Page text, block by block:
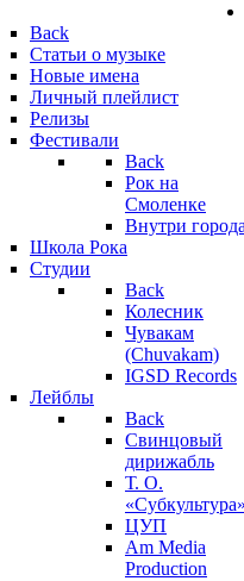
Back
Статьи о музыке
Новые имена
Личный плейлист
Релизы
Фестивали
Back
Рок на
Смоленке
Внутри
Школа Рока
Студии
Back
Колесник
Чувакам
(Chuvakam)
IGSD Records
Лейблы
Back
Свинцовый
дирижабль
Т. О.
ЦУП
Am Media
Production